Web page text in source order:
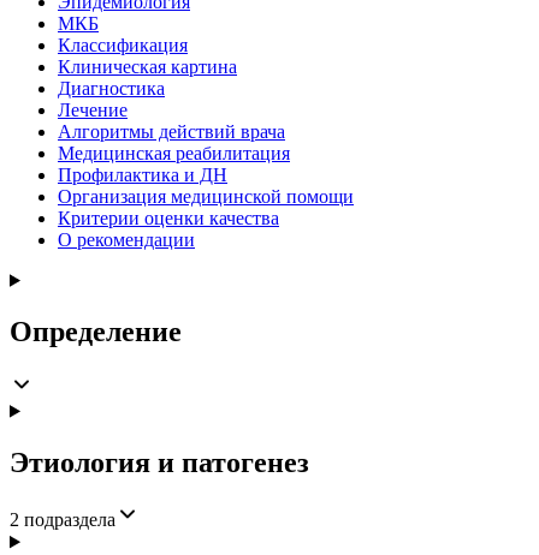
МКБ
Классификация
Клиническая картина
Диагностика
Лечение
Алгоритмы действий врача
Медицинская реабилитация
Профилактика и ДН
Организация медицинской помощи
Критерии оценки качества
О рекомендации
Определение
Этиология и патогенез
2 подраздела